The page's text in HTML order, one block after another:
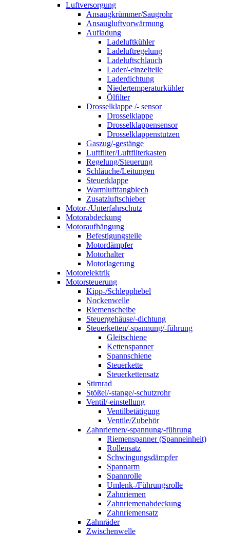
Luftversorgung
Ansaugkrümmer/Saugrohr
Ansaugluftvorwärmung
Aufladung
Ladeluftkühler
Ladeluftregelung
Ladeluftschlauch
Lader/-einzelteile
Laderdichtung
Niedertemperaturkühler
Ölfilter
Drosselklappe /- sensor
Drosselklappe
Drosselklappensensor
Drosselklappenstutzen
Gaszug/-gestänge
Luftfilter/Luftfilterkasten
Regelung/Steuerung
Schläuche/Leitungen
Steuerklappe
Warmluftfangblech
Zusatzluftschieber
Motor-/Unterfahrschutz
Motorabdeckung
Motoraufhängung
Befestigungsteile
Motordämpfer
Motorhalter
Motorlagerung
Motorelektrik
Motorsteuerung
Kipp-/Schlepphebel
Nockenwelle
Riemenscheibe
Steuergehäuse/-dichtung
Steuerketten/-spannung/-führung
Gleitschiene
Kettenspanner
Spannschiene
Steuerkette
Steuerkettensatz
Stirnrad
Stößel/-stange/-schutzrohr
Ventil/-einstellung
Ventilbetätigung
Ventile/Zubehör
Zahnriemen/-spannung/-führung
Riemenspanner (Spanneinheit)
Rollensatz
Schwingungsdämpfer
Spannarm
Spannrolle
Umlenk-/Führungsrolle
Zahnriemen
Zahnriemenabdeckung
Zahnriemensatz
Zahnräder
Zwischenwelle